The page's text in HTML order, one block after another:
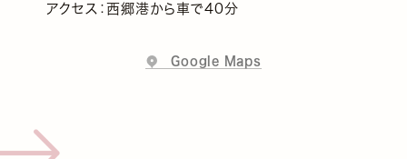
アクセス：西郷港から車で40分
Google Maps